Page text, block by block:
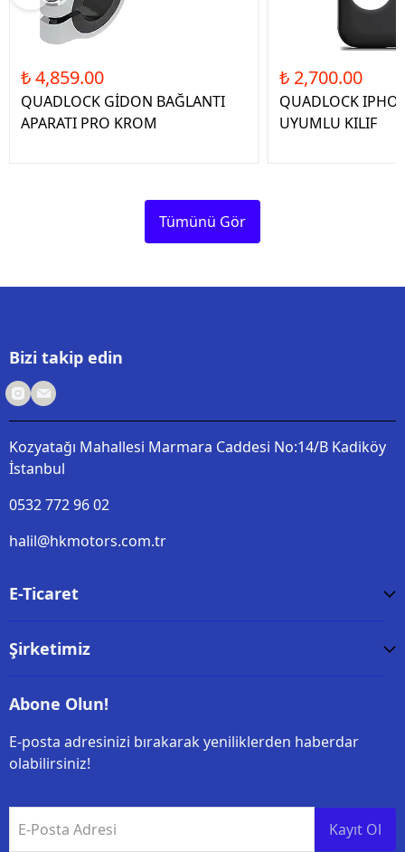
₺ 4,859.00
QUADLOCK GİDON BAĞLANTI
APARATI PRO KROM
₺ 2,700.00
QUADLOCK
UYUMLU KILIF
Tümünü Gör
Bizi takip edin
Kozyatağı Mahallesi Marmara Caddesi No:14/B Kadiköy
İstanbul
0532 772 96 02
halil@hkmotors.com.tr
E-Ticaret
Şirketimiz
Abone Olun!
E-posta adresinizi bırakarak yeniliklerden haberdar
olabilirsiniz!
E-Posta Adresi Kayıt Ol